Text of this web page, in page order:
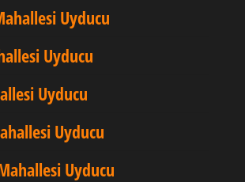
Uyducu
Uyducu
Uyducu
Uyducu
Uyducu